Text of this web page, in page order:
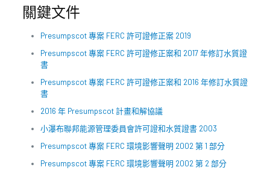
關鍵文件
Presumpscot 專案 FERC 許可證修正案 2019
Presumpscot 專案 FERC 許可證修正案和 2017 年修訂水質證
書
Presumpscot 專案 FERC 許可證修正案和 2016 年修訂水質證
書
2016 年 Presumpscot 計畫和解協議
小瀑布聯邦能源管理委員會許可證和水質證書 2003
Presumpscot 專案 FERC 環境影響聲明 2002 第 1 部分
Presumpscot 專案 FERC 環境影響聲明 2002 第 2 部分